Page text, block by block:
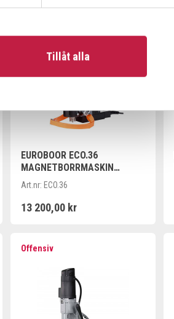
Tillåt alla
EUROBOOR ECO.36
MAGNETBORRMASKIN
KOMPAKT
Art.nr: ECO.36
13 200,00 kr
Offensiv